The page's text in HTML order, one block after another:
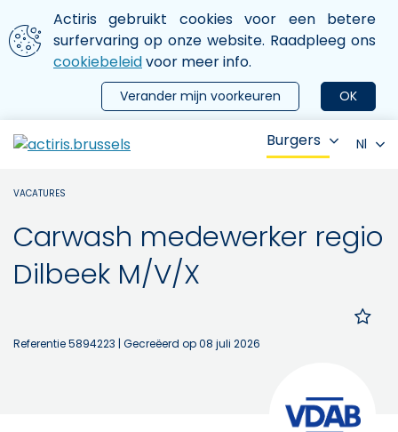
Aller au contenu principal
We gebruiken cookies
Actiris gebruikt cookies voor een betere
surfervaring op onze website. Raadpleeg ons
cookiebeleidvoor meer info.
OK
Verander mijn voorkeuren
le menu
Burgers Nl
VACATURES
Carwash medewerker regio
Dilbeek M/V/X
Referentie 5894223 | Gecreëerd op 08 juli 2026